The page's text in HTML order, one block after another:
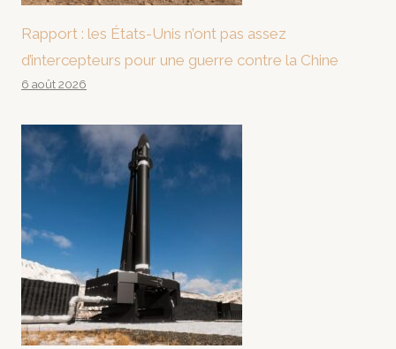
Rapport : les États-Unis n’ont pas assez
d’intercepteurs pour une guerre contre la Chine
6 août 2026